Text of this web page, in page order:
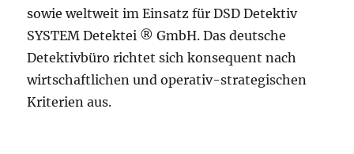
sowie weltweit im Einsatz für DSD Detektiv
SYSTEM Detektei ® GmbH. Das deutsche
Detektivbüro richtet sich konsequent nach
wirtschaftlichen und operativ-strategischen
Kriterien aus.